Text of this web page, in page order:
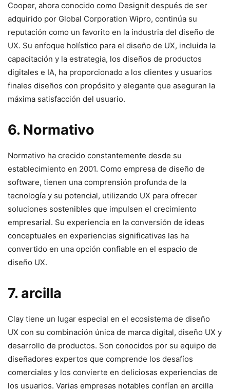
Cooper, ahora conocido como Designit después de ser
adquirido por Global Corporation Wipro, continúa su
reputación como un favorito en la industria del diseño de
UX. Su enfoque ‌holístico para el⁤ diseño​ de⁤ UX,​ incluida la
capacitación y la estrategia, los diseños ​de productos
digitales e IA,‍ ha proporcionado a ⁤los clientes y⁤ usuarios
finales diseños con propósito y elegante que ‍aseguran la
⁤máxima satisfacción ‍del usuario.
6. ‍Normativo
Normativo ha crecido constantemente desde su
establecimiento en 2001. Como empresa de diseño​ de
software, tienen una comprensión profunda de la​
tecnología y su​ potencial, utilizando‍ UX para‍ ofrecer
soluciones sostenibles que impulsen el crecimiento‌
empresarial. Su experiencia en la⁤ conversión ​de ideas
conceptuales en​ experiencias significativas las ha‌
convertido‌ en una opción confiable en el espacio de
diseño UX.
7.⁤ arcilla
Clay tiene un⁢ lugar especial en el ‌ecosistema de diseño
UX con su⁤ combinación única de marca digital,‌ diseño UX y‌
desarrollo de productos. Son conocidos por su equipo ⁣de​
diseñadores expertos‌ que​ comprende los desafíos
comerciales y los convierte en deliciosas ⁣experiencias de
los usuarios. Varias empresas ​notables confían ⁤en arcilla